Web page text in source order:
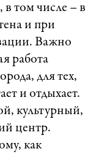
том числе – в
и при
Важно
работа
для тех,
и отдыхает.
культурный,
центр.
как